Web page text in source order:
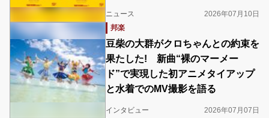
ニュース
2026年07月10日
邦楽
豆柴の大群がクロちゃんとの約束を
果たした! 新曲“裸のマーメー
ド”で実現した初アニメタイアップ
と水着でのMV撮影を語る
インタビュー
2026年07月07日